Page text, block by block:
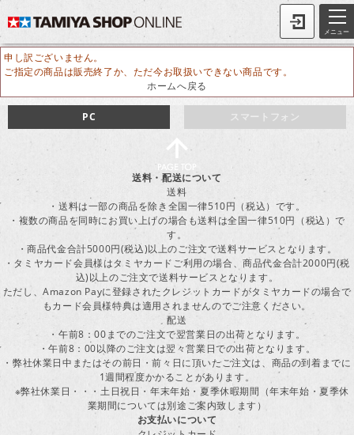
メニュー
申し訳ございません。
ご指定の商品は販売終了か、ただ今お取扱いできない商品です。
ホームへ戻る
スマートフォン
PC
送料・配送について
送料
・送料は一部の商品を除き全国一律510円（税込）です。
・複数の商品を同時にお買い上げの場合も送料は全国一律510円（税込）で
す。
・商品代金合計5000円(税込)以上のご注文で送料サービスとなります。
・タミヤカード会員様はタミヤカードご利用の場合、商品代金合計2000円(税
込)以上のご注文で送料サービスとなります。
ただし、Amazon Payに登録されたクレジットカードがタミヤカードの場合で
もカード会員様特典は適用されませんのでご注意ください。
配送
・午前8：00までのご注文で翌営業日の出荷となります。
・午前8：00以降のご注文は翌々営業日での出荷となります。
・弊社休業日中またはその前日・前々日に頂いたご注文は、商品の到着までに
1週間程度かかることがあります。
※弊社休業日・・・土日祝日・年末年始・夏季休暇期間（年末年始・夏季休
業期間については別途ご案内致します）
お支払いについて